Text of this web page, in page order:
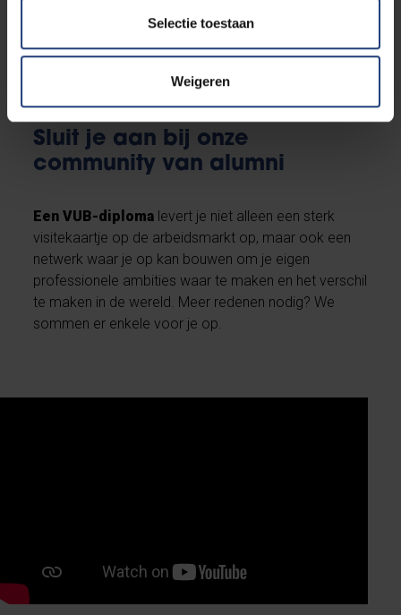
Selectie toestaan
Weigeren
Sluit je aan bij onze
community van alumni
Een VUB-diploma levert je niet alleen een sterk
visitekaartje op de arbeidsmarkt op, maar ook een
netwerk waar je op kan bouwen om je eigen
professionele ambities waar te maken en het verschil
te maken in de wereld. Meer redenen nodig? We
sommen er enkele voor je op.